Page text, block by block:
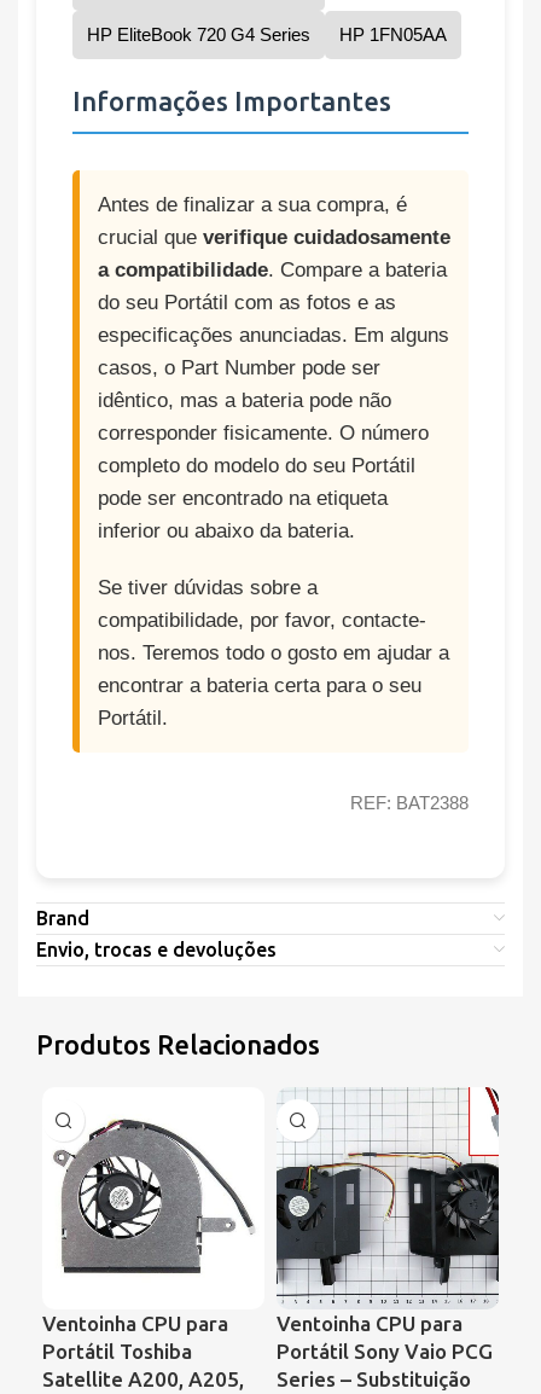
HP EliteBook 720 G4 Series HP 1FN05AA
Informações Importantes
Antes de finalizar a sua compra, é
crucial que verifique cuidadosamente
a compatibilidade. Compare a bateria
do seu Portátil com as fotos e as
especificações anunciadas. Em alguns
casos, o Part Number pode ser
idêntico, mas a bateria pode não
corresponder fisicamente. O número
completo do modelo do seu Portátil
pode ser encontrado na etiqueta
inferior ou abaixo da bateria.
Se tiver dúvidas sobre a
compatibilidade, por favor, contacte-
nos. Teremos todo o gosto em ajudar a
encontrar a bateria certa para o seu
Portátil.
REF: BAT2388
Brand
Envio, trocas e devoluções
Produtos Relacionados
Ventoinha CPU para
Portátil Toshiba
Satellite A200, A205,
Ventoinha CPU para
Portátil Sony Vaio PCG
Series – Substituição